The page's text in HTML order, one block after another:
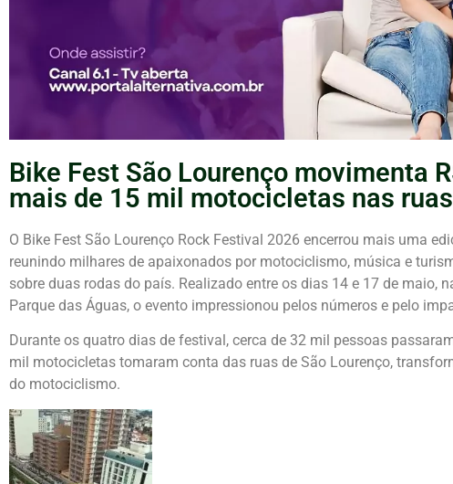
Bike Fest São Lourenço movimenta
mais de 15 mil motocicletas nas
O Bike Fest São Lourenço Rock Festival 2026 encerrou mais uma
reunindo milhares de apaixonados por motociclismo, música e
sobre duas rodas do país. Realizado entre os dias 14 e 17 de maio,
Parque das Águas, o evento impressionou pelos números e pelo
Durante os quatro dias de festival, cerca de 32 mil pessoas
mil motocicletas tomaram conta das ruas de São Lourenço,
do motociclismo.